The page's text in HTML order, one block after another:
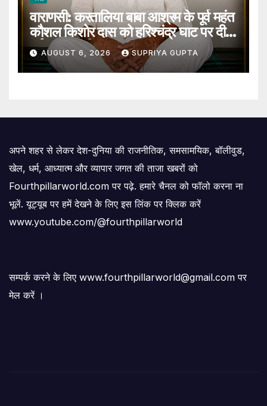
वाराणसी: करतालिया बाबा आश्रम के पूर्व महंत
कौशल किशोर दास को हरिश्चंद्र घाट पर दी
गई जल समाधि
AUGUST 6, 2026 SUPRIYA GUPTA
अपने शहर से लेकर देश-दुनिया की राजनीतिक, समसामयिक, बॉलीवुड,
खेल, धर्म, आध्यात्म और व्यापार जगत की ताजा खबरों को
Fourthpillarworld.com पर पढ़े. हमारे चैनल को फॉलो करना ना
भूलें. यूट्यूब पर हमें देखने के लिए इस लिंक पर क्लिक करें
www.youtube.com/@fourthpillarworld
सम्पर्क करने के लिए www.fourthpillarworld@gmail.com पर
मेल करें ।